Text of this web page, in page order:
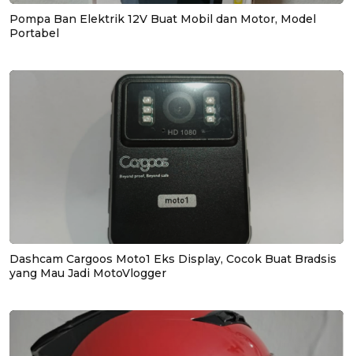
Pompa Ban Elektrik 12V Buat Mobil dan Motor, Model
Portabel
Dashcam Cargoos Moto1 Eks Display, Cocok Buat Bradsis
yang Mau Jadi MotoVlogger